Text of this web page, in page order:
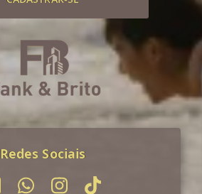
Redes Sociais